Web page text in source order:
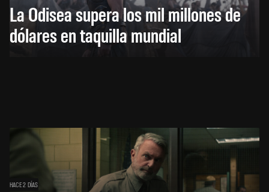
La Odisea supera los mil millones de
dólares en taquilla mundial
HACE 2 DÍAS